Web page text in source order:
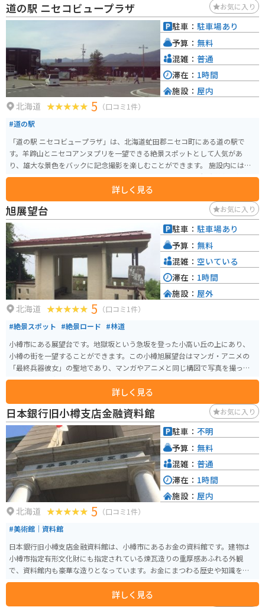
道の駅 ニセコビュープラザ お気に入り
北海道 5 （口コミ1件）
#道の駅
「道の駅 ニセコビュープラザ」は、北海道虻田郡ニセコ町にある道の駅で
す。羊蹄山とニセコアンヌプリを一望できる絶景スポットとして人気があ
り、雄大な景色をバックに記念撮影を楽しむことができます。 施設内には、
地元の農産物や特産品を販売するショップや、ニセコ周辺の観光情報を提供
節の味覚を味わえると評判です。また、ニセコチーズ工房のチーズや、倶知
安町のじゃがいもを使ったコロッケなど、地元グルメも充実しています。 バ
イクで訪れる際は、駐車場から羊蹄山とニセコアンヌプリを眺めることがで
きるのでおすすめです。周辺には、ニセコパノラマラインなど、景色が良い道
が多いので、ツーリングにも最適です。
詳しく見る
駐車： 駐車場あり
予算： 無料
混雑： 普通
滞在： 1時間
施設： 屋内
旭展望台 お気に入り
北海道 5 （口コミ1件）
#絶景スポット #絶景ロード #林道
小樽市にある展望台です。地獄坂という急坂を登った小高い丘の上にあり、
小樽の街を一望することができます。この小樽旭展望台はマンガ・アニメの
「最終兵器彼女」の聖地であり、マンガやアニメと同じ構図で写真を撮った
りする楽しみ方があります。
詳しく見る
駐車： 駐車場あり
予算： 無料
混雑： 空いている
滞在： 1時間
施設： 屋外
日本銀行旧小樽支店金融資料館 お気に入り
北海道 5 （口コミ1件）
#美術館｜資料館
日本銀行旧小樽支店金融資料館は、小樽市にあるお金の資料館です。建物は
小樽市指定有形文化財にも指定されている煉瓦造りの重厚感あふれる外観
で、資料館内も豪華な造りとなっています。お金にまつわる歴史や知識を得
ることができます。
詳しく見る
駐車： 不明
予算： 無料
混雑： 普通
滞在： 1時間
施設： 屋内